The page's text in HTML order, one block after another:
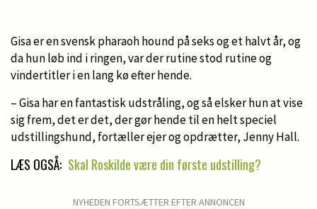
Gisa er en svensk pharaoh hound på seks og et halvt år, og
da hun løb ind i ringen, var der rutine stod rutine og
vindertitler i en lang kø efter hende.
– Gisa har en fantastisk udstråling, og så elsker hun at vise
sig frem, det er det, der gør hende til en helt speciel
udstillingshund, fortæller ejer og opdrætter, Jenny Hall.
LÆS OGSÅ: Skal Roskilde være din første udstilling?
NYHEDEN FORTSÆTTER EFTER ANNONCEN